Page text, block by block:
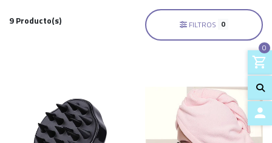
0
9 Producto(s) FILTROS 0